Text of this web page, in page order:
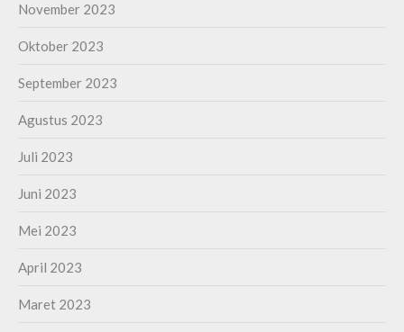
November 2023
Oktober 2023
September 2023
Agustus 2023
Juli 2023
Juni 2023
Mei 2023
April 2023
Maret 2023